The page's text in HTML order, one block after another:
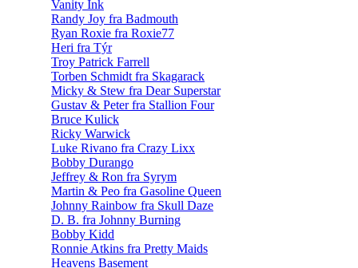
Vanity Ink
Randy Joy fra Badmouth
Ryan Roxie fra Roxie77
Heri fra Týr
Troy Patrick Farrell
Torben Schmidt fra Skagarack
Micky & Stew fra Dear Superstar
Gustav & Peter fra Stallion Four
Bruce Kulick
Ricky Warwick
Luke Rivano fra Crazy Lixx
Bobby Durango
Jeffrey & Ron fra Syrym
Martin & Peo fra Gasoline Queen
Johnny Rainbow fra Skull Daze
D. B. fra Johnny Burning
Bobby Kidd
Ronnie Atkins fra Pretty Maids
Heavens Basement